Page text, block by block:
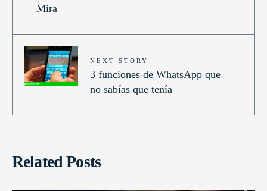
Mira
NEXT STORY
3 funciones de WhatsApp que
no sabías que tenía
Related Posts